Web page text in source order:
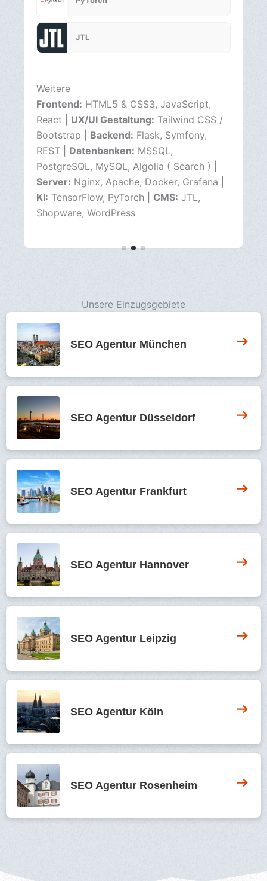
Weitere
Frontend:HTML5 & CSS3, JavaScript,
TypeScript |Backend:Python, PHP, Java |
Datenbanken:SQL, Maria DB, Chroma DB,
Redis |Frameworks: Angular, JHipster,
React, Flask |CMS:WordPress
Unsere Einzugsgebiete
SEO Agentur München
SEO Agentur Düsseldorf
SEO Agentur Frankfurt
SEO Agentur Hannover
SEO Agentur Leipzig
SEO Agentur Köln
SEO Agentur Rosenheim